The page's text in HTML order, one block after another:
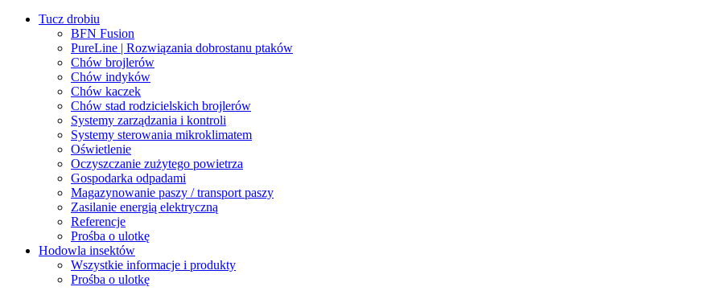
Tucz drobiu
BFN Fusion
PureLine | Rozwiązania dobrostanu ptaków
Chów brojlerów
Chów indyków
Chów kaczek
Chów stad rodzicielskich brojlerów
Systemy zarządzania i kontroli
Systemy sterowania mikroklimatem
Oświetlenie
Oczyszczanie zużytego powietrza
Gospodarka odpadami
Magazynowanie paszy / transport paszy
Zasilanie energią elektryczną
Referencje
Prośba o ulotkę
Hodowla insektów
Wszystkie informacje i produkty
Prośba o ulotkę